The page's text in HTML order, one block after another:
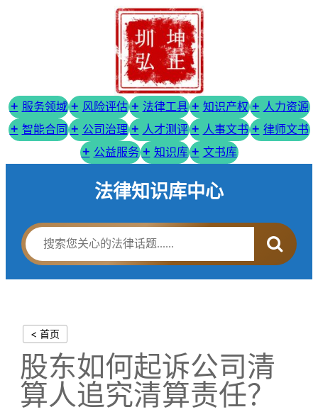
服务领域 风险评估 法律工具 知识产权
人力资源
智能合同
公司治理 人才测评 人事文书
律师文书
公益服务
知识库 文书库
法律知识库中心
< 首页
股东如何起诉公司清
算人追究清算责任？